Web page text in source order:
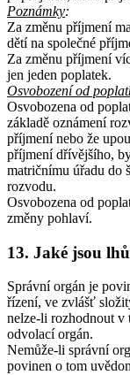
Poznámky:
Za změnu příjmení
dětí na společné
Za změnu příjmení
jen jeden poplatek.
Osvobození od
Osvobozena od
základě oznámení
příjmení nebo že
příjmení dřívějšího,
matričnímu úřadu do
rozvodu.
Osvobozena od
změny pohlaví.
13. Jaké jsou
Správní orgán je
řízení, ve zvlášť
nelze-li rozhodnout v
odvolací orgán.
Nemůže-li správní
povinen o tom